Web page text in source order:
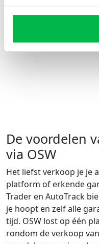
Lees hier hoe
De voordelen
via OSW
Het liefst verkoop je je
platform of erkende
Trader en AutoTrack
je hoopt en zelf alle
tijd. OSW lost op één
rondom de verkoop